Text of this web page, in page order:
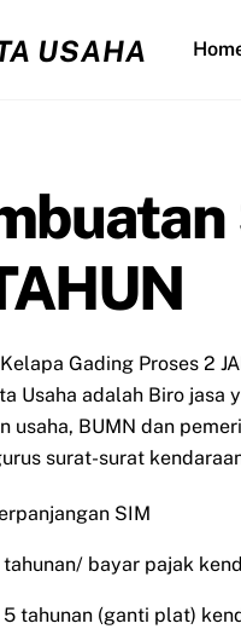
Gading Proses 2
Usaha adalah Biro
usaha, BUMN dan
surat-surat
SIM
bayar pajak
tahunan (ganti plat)